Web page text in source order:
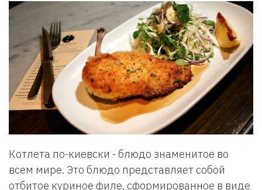
Котлета по-киевски - блюдо знаменитое во
всем мире. Это блюдо представляет собой
отбитое куриное филе, сформированное в виде